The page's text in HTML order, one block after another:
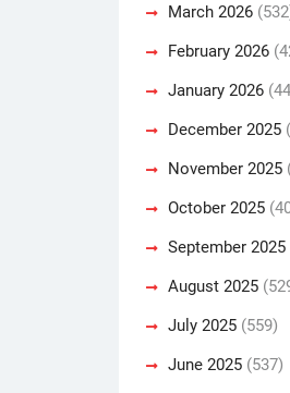
March 2026
February 2026
January 2026
December 2025
November 2025
October 2025
September 2025
August 2025
July 2025 (559)
June 2025 (537)